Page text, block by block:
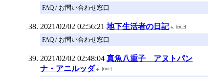
FAQ / お問い合わせ窓口
2021/02/02 02:56:21 地下生活者の日記
FAQ / お問い合わせ窓口
2021/02/02 02:48:04 真魚八重子 アヌトパン
ナ・アニルッダ